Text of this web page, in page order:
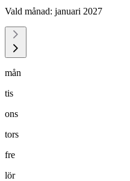
Vald månad: januari 2027
mån
tis
ons
tors
fre
lör